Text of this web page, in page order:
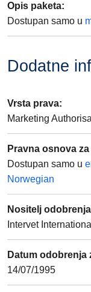
Opis paketa:
Dostupan samo u
Dodatne
Vrsta prava:
Marketing
Pravna osnova
Dostupan samo u
Norwegian
Nositelj
Intervet
Datum odobrenja
14/07/1995